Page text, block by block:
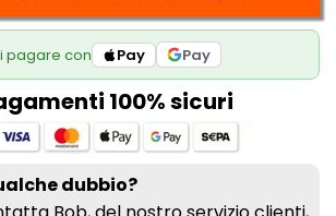
pagare con Pay Pay
100% sicuri
dubbio?